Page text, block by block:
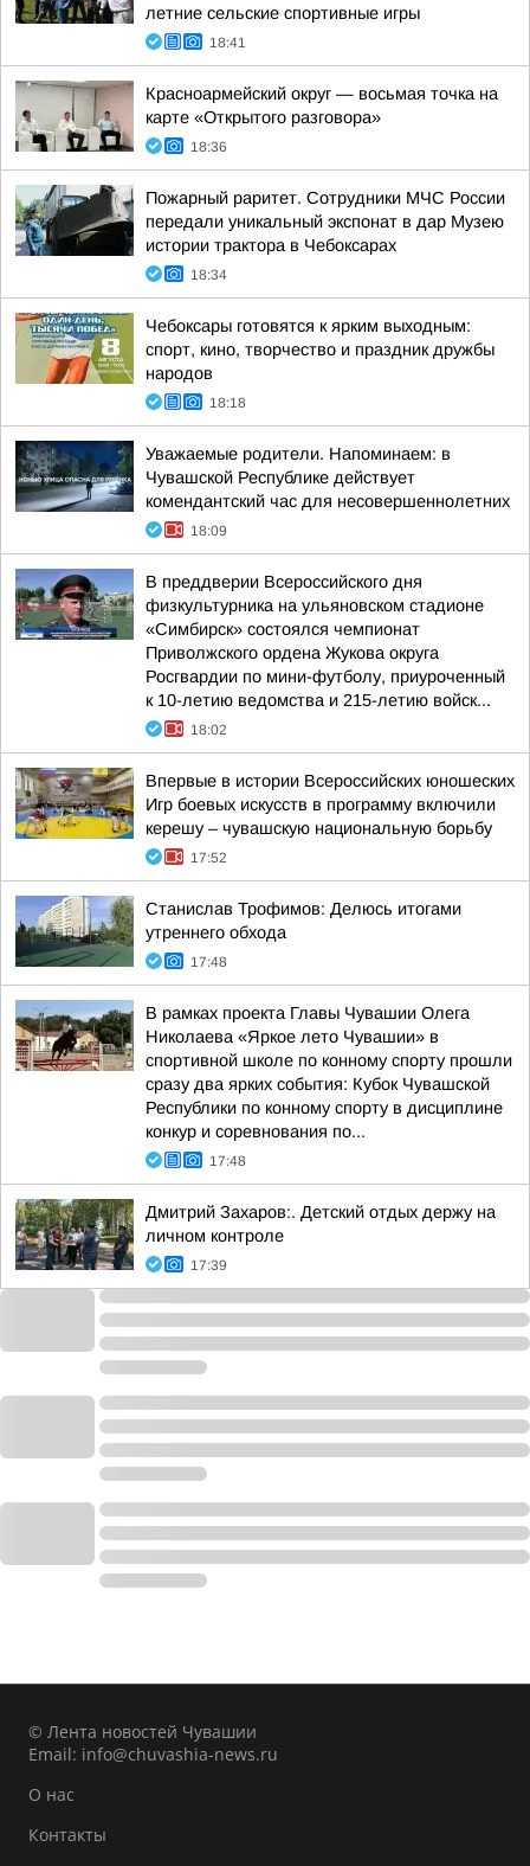
летние сельские спортивные игры
18:41
Красноармейский округ — восьмая точка на
карте «Открытого разговора»
18:36
Пожарный раритет. Сотрудники МЧС России
передали уникальный экспонат в дар Музею
истории трактора в Чебоксарах
18:34
Чебоксары готовятся к ярким выходным:
спорт, кино, творчество и праздник дружбы
народов
18:18
Уважаемые родители. Напоминаем: в
Чувашской Республике действует
комендантский час для несовершеннолетних
18:09
В преддверии Всероссийского дня
физкультурника на ульяновском стадионе
«Симбирск» состоялся чемпионат
Приволжского ордена Жукова округа
Росгвардии по мини-футболу, приуроченный
к 10-летию ведомства и 215-летию войск...
18:02
Впервые в истории Всероссийских юношеских
Игр боевых искусств в программу включили
керешу – чувашскую национальную борьбу
17:52
Станислав Трофимов: Делюсь итогами
утреннего обхода
17:48
В рамках проекта Главы Чувашии Олега
Николаева «Яркое лето Чувашии» в
спортивной школе по конному спорту прошли
сразу два ярких события: Кубок Чувашской
Республики по конному спорту в дисциплине
конкур и соревнования по...
17:48
Дмитрий Захаров:. Детский отдых держу на
личном контроле
17:39
© Лента новостей Чувашии
Email: info@chuvashia-news.ru
О нас
Контакты